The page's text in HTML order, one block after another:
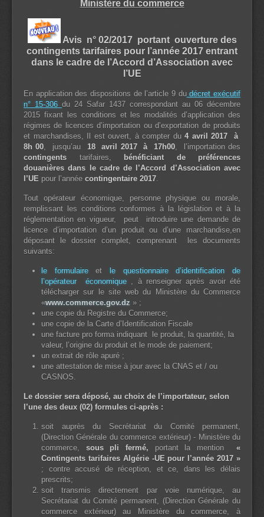
Ministère du commerce
Avis n° 02/2017 portant ouverture des
contingents tarifaires pour l’année 2017 entrant
dans le cadre de l’Accord d’Association avec
l’UE
En application des dispositions de l’article 9 dudécret exécutif
n° 15-306 du 24 Safar 1437 correspondant au 06 décembre
2015 fixant les conditions et les modalités d’application des
régimes de licences d’importation ou d’exportation de produits
et marchandises, Il est ouvert, à compter du4 avril 2017 à
8h 00, jusqu’au 18 avril 2017 à 17h00, l’importation des
contingents tarifaires,
bénéficiant de préférences
douanières dans le cadre de l’Accord d’Association avec
l’UE pour l’année contingentaire 2017.
Tout opérateur économique, personne physique ou morale,
remplissant les conditions conformes à la législation et à la
réglementation en vigueur, peut introduire une demande de
licence d’importation d’un produit ou d’une marchandise,en
déposant le dossier complet, comprenant les documents
suivants:
le formulaireet
le questionnaire d’identification de
l’opérateur économique, à renseigner après avoir été
télécharger sur le site web du Ministère du Commerce
«www.commerce.gov.dz » ;
une copie du Registre du Commerce;
une copie de la Carte d’Identification Fiscale
une facture pro forma indiquant le produit, la quantité, la
valeur, l’origine du produit et le mode de paiement;
un extrait de rôle apuré ;
une attestation de mise à jour avec la CNAS et / ou
CASNOS.
Le dossier sera déposé, au choix de l’importateur, selon
l’une des deux (02) formules ci-après :
soit auprès du Secrétariat du Comité permanent,
(Direction Générale du commerce extérieur) - Ministère du
commerce, sous pli fermé, portant la mention «
Contingents tarifaires Algérie -UE pour l’année 2017 »
; contre accusé de réception, et ce, dans les délais
prescrits;
soit transmis directement par voie numérique, au
Secrétariat du Comité permanent, (Direction Générale du
commerce extérieur) au Ministère du commerce, à